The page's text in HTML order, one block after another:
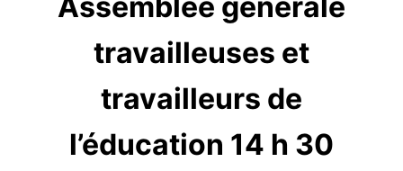
travailleuses et
travailleurs de
l’éducation 14 h 30